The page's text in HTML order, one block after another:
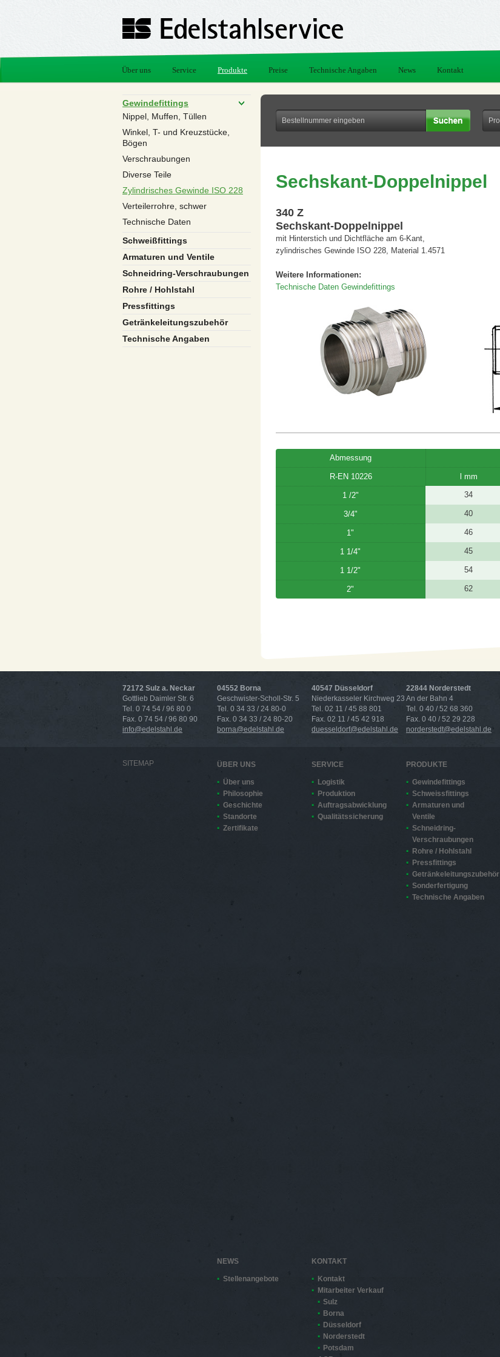
Über uns Service Produkte Preise Technische Angaben News Kontakt
Gewindefittings
Nippel, Muffen, Tüllen
Winkel, T- und Kreuzstücke,
Bögen
Verschraubungen
Diverse Teile
Zylindrisches Gewinde ISO 228
Verteilerrohre, schwer
Technische Daten
Schweißfittings
Armaturen und Ventile
Schneidring-Verschraubungen
Rohre / Hohlstahl
Pressfittings
Getränkeleitungszubehör
Technische Angaben
Sechskant-Doppelnippel
340 Z
Sechskant-Doppelnippel
mit Hinterstich und Dichtfläche am 6-Kant,
zylindrisches Gewinde ISO 228, Material 1.4571
Weitere Informationen:
Technische Daten Gewindefittings
Abmessung
R-EN 10226 l mm
1 /2" 34
3/4" 40
1" 46
1 1/4" 45
1 1/2" 54
2" 62
72172 Sulz a. Neckar
Gottlieb Daimler Str. 6
Tel. 0 74 54 / 96 80 0
Fax. 0 74 54 / 96 80 90
info@edelstahl.de
04552 Borna
Geschwister-Scholl-Str. 5
Tel. 0 34 33 / 24 80-0
Fax. 0 34 33 / 24 80-20
borna@edelstahl.de
40547 Düsseldorf
Niederkasseler Kirchweg 23
Tel. 02 11 / 45 88 801
Fax. 02 11 / 45 42 918
duesseldorf@edelstahl.de
22844 Norderstedt
An der Bahn 4
Tel. 0 40 / 52 68 360
Fax. 0 40 / 52 29 228
norderstedt@edelstahl.de
SITEMAP ÜBER UNS
Über uns
Philosophie
Geschichte
Standorte
Zertifikate
SERVICE
Logistik
Produktion
Auftragsabwicklung
Qualitätssicherung
PRODUKTE
Gewindefittings
Schweissfittings
Armaturen und
Ventile
Schneidring-
Verschraubungen
Rohre / Hohlstahl
Pressfittings
Getränkeleitungszubehör
Sonderfertigung
Technische Angaben
NEWS
Stellenangebote
KONTAKT
Kontakt
Mitarbeiter Verkauf
Sulz
Borna
Düsseldorf
Norderstedt
Potsdam